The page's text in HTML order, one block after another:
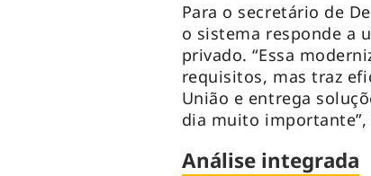
Para o secretário de
o sistema responde a
privado. “Essa
requisitos, mas traz
União e entrega
dia muito importante”,
Análise integrada